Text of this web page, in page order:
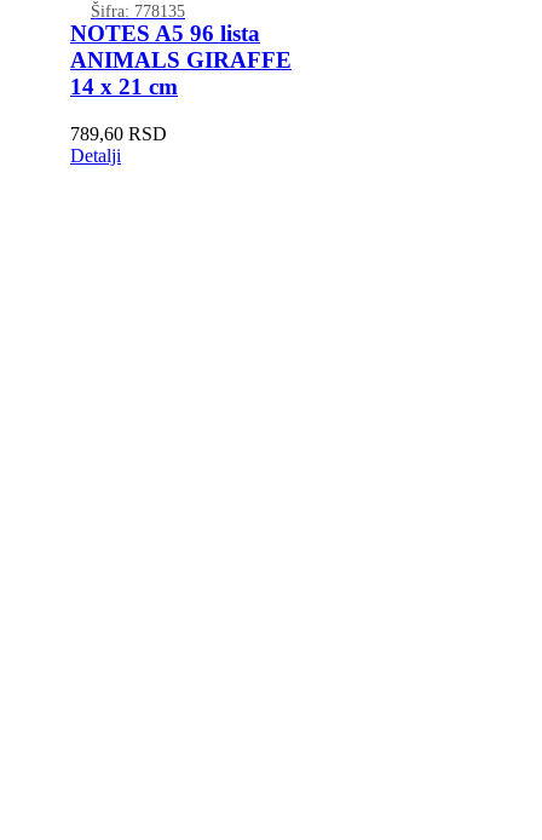
Šifra: 778135
NOTES A5 96 lista
ANIMALS GIRAFFE
14 x 21 cm
789,60 RSD
Detalji